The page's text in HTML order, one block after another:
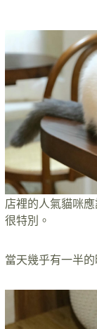
店裡的人氣貓咪
很特別。
當天幾乎有一半的